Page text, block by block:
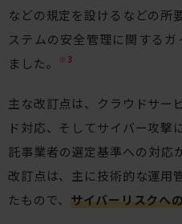
などの規定を設けるなどの所
ステムの安全管理に関する
ました。
※3
主な改訂点は、クラウドサー
ド対応、そしてサイバー攻撃
託事業者の選定基準への対応
改訂点は、主に技術的な運用
たもので、 サイバーリスクへ